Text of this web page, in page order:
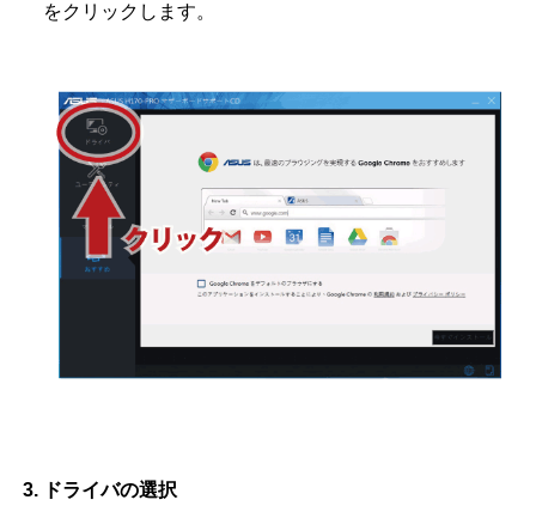
をクリックします。
ドライバの選択